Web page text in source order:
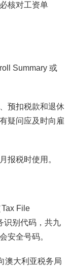
核对工资单
Summary 或
预扣税款和退休
疑问应及时向雇
报税时使用。
File
识别代码，共九
安全号码。
澳大利亚税务局